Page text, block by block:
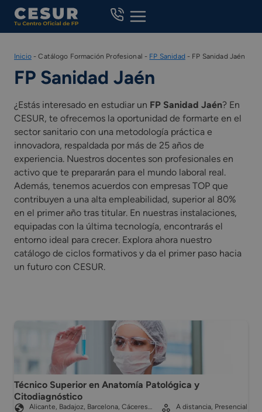
Skip
content
Inicio-Catálogo Formación Profesional - FP Sanidad - FP Sanidad Jaén
FP Sanidad Jaén
¿Estás interesado en estudiar un FP Sanidad Jaén? En
CESUR, te ofrecemos la oportunidad de formarte en el
sector sanitario con una metodología práctica e
innovadora, respaldada por más de 25 años de
experiencia. Nuestros docentes son profesionales en
activo que te prepararán para el mundo laboral real.
Además, tenemos acuerdos con empresas TOP que
contribuyen a una alta empleabilidad, superior al 80%
en el primer año tras titular. En nuestras instalaciones,
equipadas con la última tecnología, encontrarás el
entorno ideal para crecer. Explora ahora nuestro
catálogo de ciclos formativos y da el primer paso hacia
un futuro con CESUR.
Técnico Superior en Anatomía Patológica y
Citodiagnóstico
Alicante, Badajoz, Barcelona, Cáceres…
A distancia, Presencial